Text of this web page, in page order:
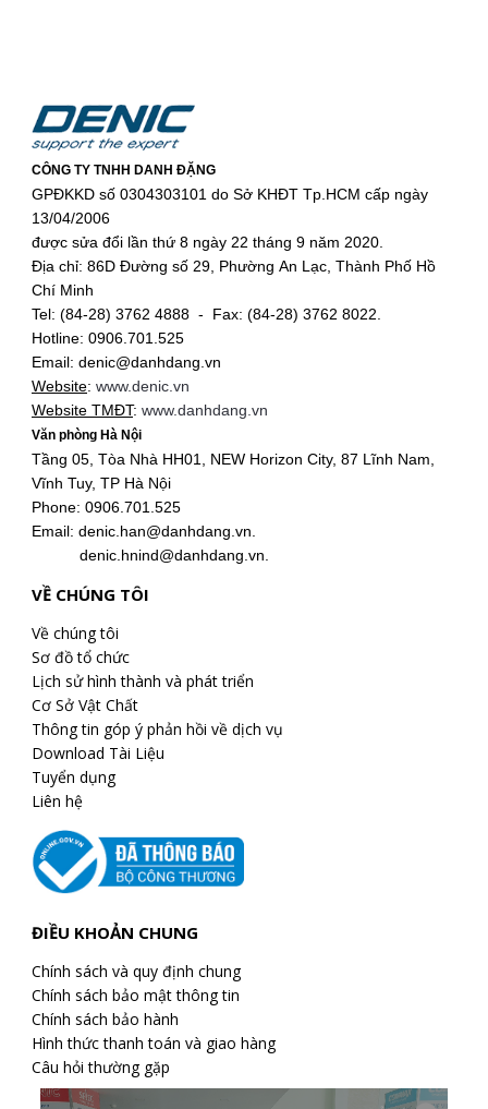
CÔNG TY TNHH DANH ĐẶNG
GPĐKKD số 0304303101 do Sở KHĐT Tp.HCM cấp ngày
13/04/2006
được sửa đổi lần thứ 8 ngày 22 tháng 9 năm 2020.
Địa chỉ: 86D Đường số 29, Phường An Lạc, Thành Phố Hồ
Chí Minh
Tel: (84-28) 3762 4888 - Fax: (84-28) 3762 8022.
Hotline: 0906.701.525
Email: denic@danhdang.vn
Website: www.denic.vn
Website TMĐT: www.danhdang.vn
Văn phòng Hà Nội
Tầng 05, Tòa Nhà HH01, NEW Horizon City, 87 Lĩnh Nam,
Vĩnh Tuy, TP Hà Nội
Phone: 0906.701.525
Email: denic.han@danhdang.vn.
denic.hnind@danhdang.vn.
VỀ CHÚNG TÔI
Về chúng tôi
Sơ đồ tổ chức
Lịch sử hình thành và phát triển
Cơ Sở Vật Chất
Thông tin góp ý phản hồi về dịch vụ
Download Tài Liệu
Tuyển dụng
Liên hệ
ĐIỀU KHOẢN CHUNG
Chính sách và quy định chung
Chính sách bảo mật thông tin
Chính sách bảo hành
Hình thức thanh toán và giao hàng
Câu hỏi thường gặp